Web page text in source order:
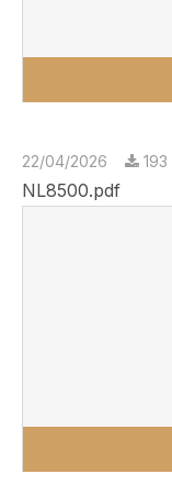
22/04/2026 193
NL8500.pdf